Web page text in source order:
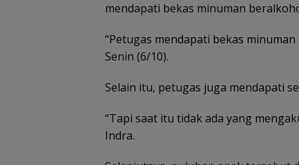
mendapati bekas minuman
“Petugas mendapati bekas
Senin (6/10).
Selain itu, petugas juga mendapati
“Tapi saat itu tidak ada yang
Indra.